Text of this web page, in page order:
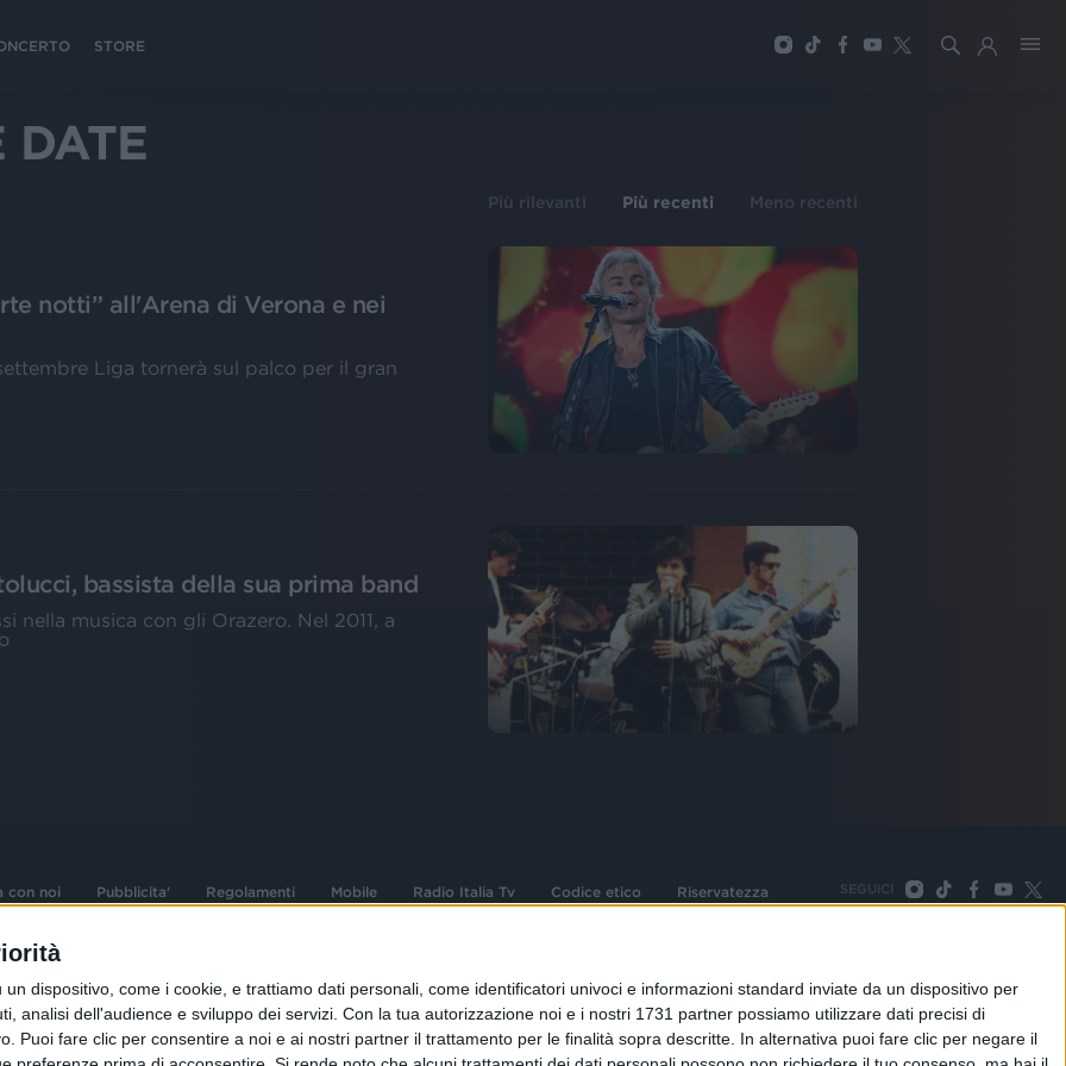
dispositivo, come i cookie, e trattiamo dati personali, come identificatori univoci e informazioni standard inviate da un dispositivo per
analisi dell'audience e sviluppo dei servizi. Con la tua autorizzazione noi e i nostri 1731 partner possiamo utilizzare dati precisi di
Puoi fare clic per consentire a noi e ai nostri partner il trattamento per le finalità sopra descritte. In alternativa puoi fare clic per negare il
STORE
DATE
Più rilevanti Più recenti Meno recenti
notti” all'Arena di Verona e nei
Liga tornerà sul palco per il gran
bassista della sua prima band
nella musica con gli Orazero. Nel 2011, a
con noi Pubblicita' Regolamenti Mobile Radio Italia Tv Codice etico Riservatezza SEGUICI
dell'ingegno
d'autore e dei diritti
e n° iscrizione
Sede Amministrativa: Viale Europa 49, 20093 Cologno Monzese (Mi) |Tel. +39 02 254441 | Fax +39
02 25444220
Sede Legale: Via Savona 97, 20144 Milano
TORNA SU